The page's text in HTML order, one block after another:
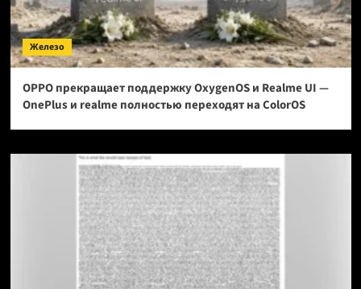
Железо
OPPO прекращает поддержку OxygenOS и Realme UI —
OnePlus и realme полностью переходят на ColorOS